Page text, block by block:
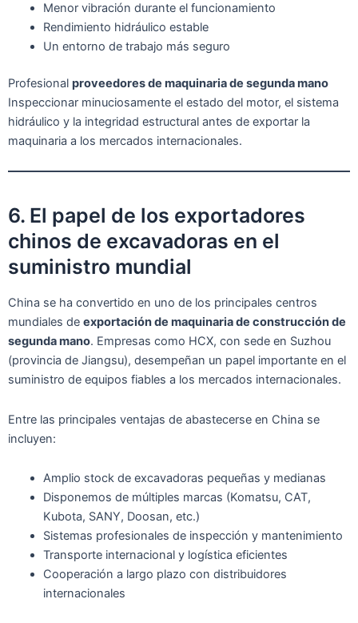
Menor vibración durante el funcionamiento
Rendimiento hidráulico estable
Un entorno de trabajo más seguro
Profesional proveedores de maquinaria de segunda mano
Inspeccionar minuciosamente el estado del motor, el sistema
hidráulico y la integridad estructural antes de exportar la
maquinaria a los mercados internacionales.
6. El papel de los exportadores
chinos de excavadoras en el
suministro mundial
China se ha convertido en uno de los principales centros
mundiales de exportación de maquinaria de construcción de
segunda mano. Empresas como HCX, con sede en Suzhou
(provincia de Jiangsu), desempeñan un papel importante en el
suministro de equipos fiables a los mercados internacionales.
Entre las principales ventajas de abastecerse en China se
incluyen:
Amplio stock de excavadoras pequeñas y medianas
Disponemos de múltiples marcas (Komatsu, CAT,
Kubota, SANY, Doosan, etc.)
Sistemas profesionales de inspección y mantenimiento
Transporte internacional y logística eficientes
Cooperación a largo plazo con distribuidores
internacionales